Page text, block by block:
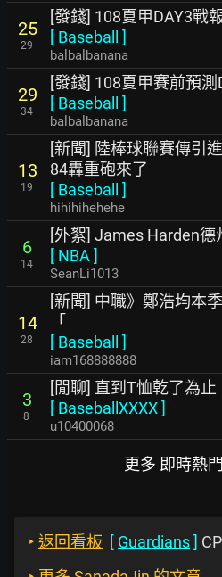
25
29
[發錢] 108夏甲DAY3戰
[ Baseball ]
balbalbanana
29
34
[發錢] 108夏甲賽前預測
[ Baseball ]
balbalbanana
13
19
[新聞] 陸棒球聯賽傳引
84轟重砲來了
[ Baseball ]
hihihihehehe
6
14
[外絮] James Harden德
[ NBA ]
SeanLi1013
14
28
[新聞] 中職》鄭浩均本
「
[ Baseball ]
iam168888888
3
8
[閒聊] 直到T恤乾了為止
[ BaseballXXXX]
u10400068
更多 即時熱
‣ 返回看板 [ Guardians]